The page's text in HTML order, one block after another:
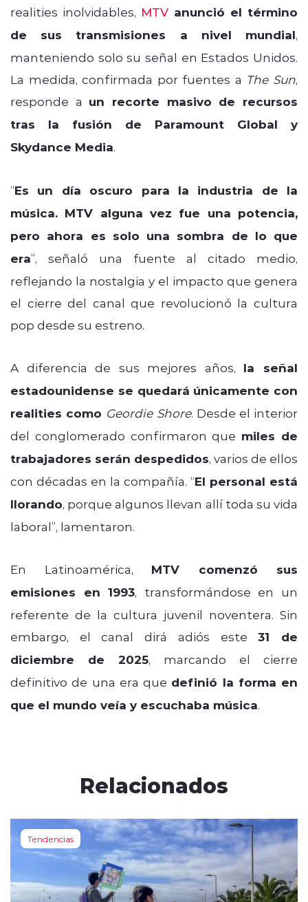
realities inolvidables, MTV anunció el término
de sus transmisiones a nivel mundial,
manteniendo solo su señal en Estados Unidos.
La medida, confirmada por fuentes a The Sun,
responde a un recorte masivo de recursos
tras la fusión de Paramount Global y
Skydance Media.
“Es un día oscuro para la industria de la
música. MTV alguna vez fue una potencia,
pero ahora es solo una sombra de lo que
era”, señaló una fuente al citado medio,
reflejando la nostalgia y el impacto que genera
el cierre del canal que revolucionó la cultura
pop desde su estreno.
A diferencia de sus mejores años, la señal
estadounidense se quedará únicamente con
realities como Geordie Shore. Desde el interior
del conglomerado confirmaron que miles de
trabajadores serán despedidos, varios de ellos
con décadas en la compañía. “El personal está
llorando, porque algunos llevan allí toda su vida
laboral”, lamentaron.
En Latinoamérica, MTV comenzó sus
emisiones en 1993, transformándose en un
referente de la cultura juvenil noventera. Sin
embargo, el canal dirá adiós este31 de
diciembre de 2025, marcando el cierre
definitivo de una era que definió la forma en
que el mundo veía y escuchaba música.
Relacionados
Tendencias